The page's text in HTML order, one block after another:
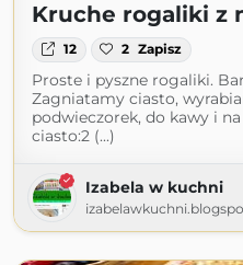
Kruche rogaliki z
12 2 Zapisz
Proste i pyszne rogaliki.
Zagniatamy ciasto,
podwieczorek, do kawy i
ciasto:2 (...)
Izabela w kuchni